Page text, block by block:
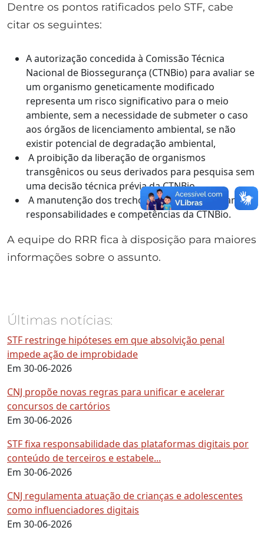
Dentre os pontos ratificados pelo STF, cabe
citar os seguintes:
A autorização concedida à Comissão Técnica
Nacional de Biossegurança (CTNBio) para avaliar se
um organismo geneticamente modificado
representa um risco significativo para o meio
ambiente, sem a necessidade de submeter o caso
aos órgãos de licenciamento ambiental, se não
existir potencial de degradação ambiental,
A proibição da liberação de organismos
transgênicos ou seus derivados para pesquisa sem
uma decisão técnica prévia da CTNBio.
A manutenção dos trechos da lei que delineiam as
responsabilidades e competências da CTNBio.
A equipe do RRR fica à disposição para maiores
informações sobre o assunto.
Últimas notícias:
STF restringe hipóteses em que absolvição penal
impede ação de improbidade
Em 30-06-2026
CNJ propõe novas regras para unificar e acelerar
concursos de cartórios
Em 30-06-2026
STF fixa responsabilidade das plataformas digitais por
conteúdo de terceiros e estabele...
Em 30-06-2026
CNJ regulamenta atuação de crianças e adolescentes
como influenciadores digitais
Em 30-06-2026